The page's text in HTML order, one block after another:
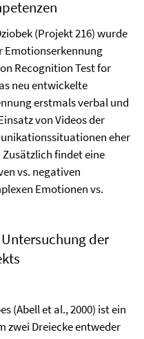
(Projekt 216) wurde
Emotionserkennung
Recognition Test for
neu entwickelte
erstmals verbal und
von Videos der
eher
findet eine
vs. negativen
Emotionen vs.
der
(Abell et al., 2000) ist ein
zwei Dreiecke entweder